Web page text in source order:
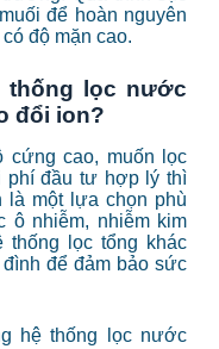
để hoàn nguyên
độ mặn cao.
thống lọc nước
đổi ion?
cứng cao, muốn lọc
phí đầu tư hợp lý thì
là một lựa chọn phù
ô nhiễm, nhiễm kim
thống lọc tổng khác
để đảm bảo sức
hệ thống lọc nước